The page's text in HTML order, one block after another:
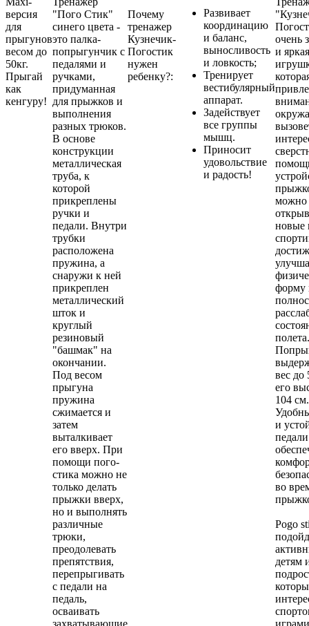
версия
для
прыгунов
весом до
50кг.
Прыгай
как
кенгуру!
"Пого Стик"
синего цвета -
это палка-
попрыгунчик с
педалями и
ручками,
придуманная
для прыжков и
выполнения
разных трюков.
В основе
конструкции
металлическая
труба, к
которой
прикреплены
ручки и
педали. Внутри
трубки
расположена
пружина, а
снаружи к ней
прикреплен
металлический
шток и
круглый
резиновый
"башмак" на
окончании.
Под весом
прыгуна
пружина
сжимается и
затем
выталкивает
его вверх. При
помощи пого-
стика можно не
только делать
прыжки вверх,
но и выполнять
различные
трюки,
преодолевать
препятствия,
перепрыгивать
с педали на
педаль,
осваивать
Почему
тренажер
Кузнечик-
Погостик
нужен
ребенку?:
Развивает
координацию
и баланс,
выносливость
и ловкость;
Тренирует
вестибулярный
аппарат.
Задействует
все группы
мышц.
Приносит
удовольствие
и радость!
очень
и яркая
можно
новые
форму
вес до
его
104
и
педали
во
Pogo
детям